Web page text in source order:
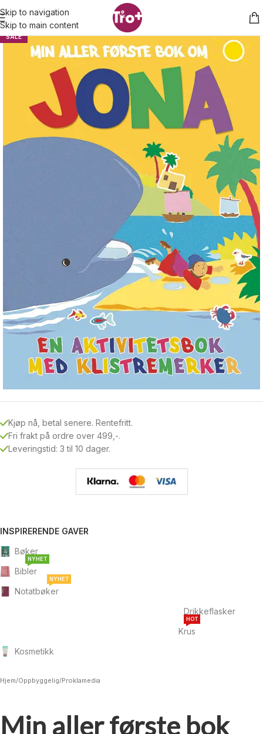
Skip to navigation
Skip to main content
SALE
Kjøp nå, betal senere. Rentefritt.
Fri frakt på ordre over 499,-.
Leveringstid: 3 til 10 dager.
INSPIRERENDE GAVER
Bøker
Bibler
NYHET
Notatbøker
NYHET
Drikkeflasker
Krus
HOT
Kosmetikk
Hjem/Oppbyggelig/Proklamedia
Min aller første bok